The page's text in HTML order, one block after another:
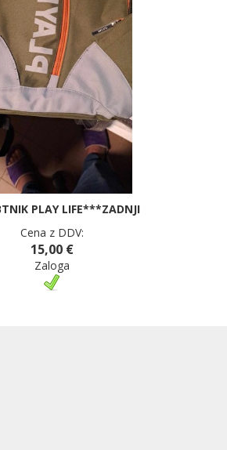
PLAY LIFE***ZADNJI
Cena z DDV:
15,00 €
Zaloga